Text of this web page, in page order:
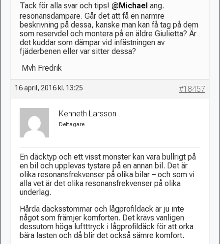
Tack för alla svar och tips! @Michael ang.
resonansdämpare. Går det att få en närmre
beskrivning på dessa, kanske man kan få tag på dem
som reservdel och montera på en äldre Giulietta? Är
det kuddar som dämpar vid infästningen av
fjäderbenen eller var sitter dessa?
Mvh Fredrik
16 april, 2016 kl. 13:25 #18457
Kenneth Larsson
Deltagare
En däcktyp och ett visst mönster kan vara bullrigt på
en bil och upplevas tystare på en annan bil. Det är
olika resonansfrekvenser på olika bilar – och som vi
alla vet är det olika resonansfrekvenser på olika
underlag.
Hårda däcksstommar och lågprofildäck är ju inte
något som främjer komforten. Det krävs vanligen
dessutom höga luftttryck i lågprofildäck för att orka
bära lasten och då blir det också sämre komfort.